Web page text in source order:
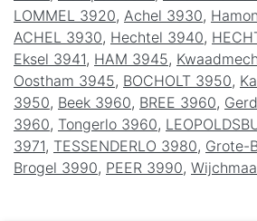
LOMMEL 3920, Achel 3930,
ACHEL 3930, Hechtel 3940,
Eksel 3941, HAM 3945,
Oostham 3945, BOCHOLT 3950,
3950, Beek 3960, BREE 3960,
3960, Tongerlo 3960,
3971, TESSENDERLO 3980, Grote-
Brogel 3990, PEER 3990,